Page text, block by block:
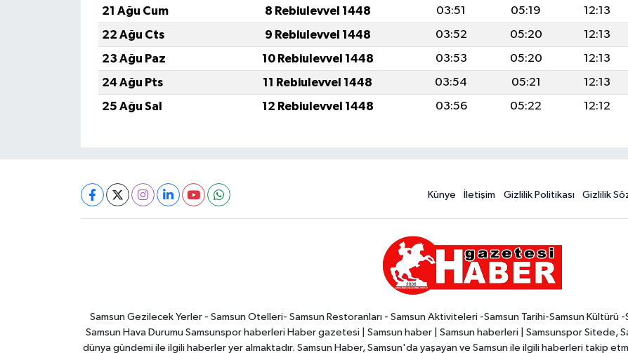
21 Ağu Cum
8 Rebiulevvel 1448 03:51 05:19 12:13
22 Ağu Cts
9 Rebiulevvel 1448 03:52 05:20 12:13
23 Ağu Paz
10 Rebiulevvel 1448 03:53 05:20 12:13
24 Ağu Pts
11 Rebiulevvel 1448 03:54 05:21 12:13
25 Ağu Sal
12 Rebiulevvel 1448 03:56 05:22 12:12
Künye İletişim Gizlilik Politikası Gizlilik
Samsun Gezilecek Yerler - Samsun Otelleri- Samsun Restoranları - Samsun Aktiviteleri -Samsun Tarihi-Samsun Kültürü -
Samsun Hava Durumu Samsunspor haberleri Haber gazetesi | Samsun haber | Samsun haberleri | Samsunspor Sitede,
dünya gündemi ile ilgili haberler yer almaktadır. Samsun Haber, Samsun'da yaşayan ve Samsun ile ilgili haberleri takip